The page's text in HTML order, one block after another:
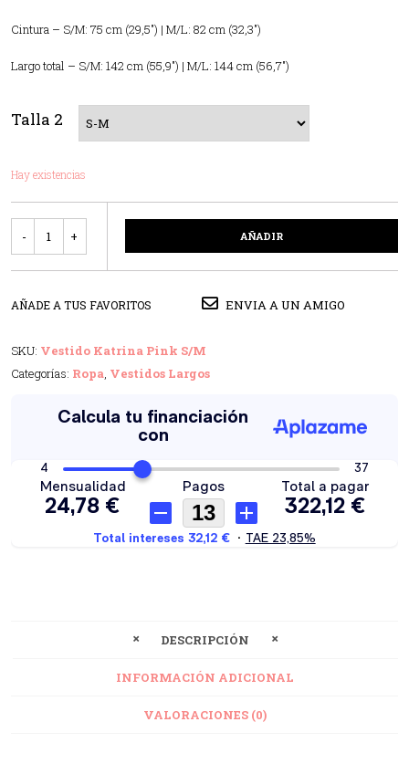
Cintura – S/M: 75 cm (29,5″) | M/L: 82 cm (32,3″)
Largo total – S/M: 142 cm (55,9″) | M/L: 144 cm (56,7″)
Talla 2
Hay existencias
AÑADIR
AÑADE A TUS FAVORITOS ENVIA A UN AMIGO
SKU: Vestido Katrina Pink S/M
Categorías: Ropa, Vestidos Largos
DESCRIPCIÓN
INFORMACIÓN ADICIONAL
VALORACIONES (0)